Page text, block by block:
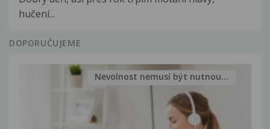
hučení...
DOPORUČUJEME
Nevolnost nemusí být nutnou...